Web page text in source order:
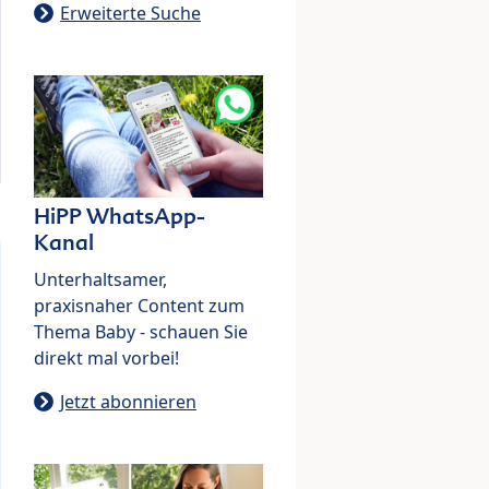
Erweiterte Suche
HiPP WhatsApp-
Kanal
Unterhaltsamer,
praxisnaher Content zum
Thema Baby - schauen Sie
direkt mal vorbei!
Jetzt abonnieren